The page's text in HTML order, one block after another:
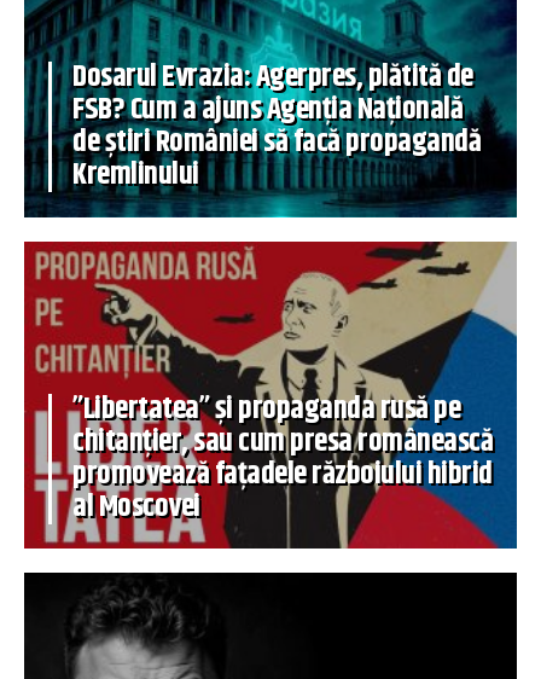
Dosarul Evrazia: Agerpres, plătită de
FSB? Cum a ajuns Agenția Națională
de știri României să facă propagandă
Kremlinului
”Libertatea” și propaganda rusă pe
chitanțier, sau cum presa românească
promovează fațadele războiului hibrid
al Moscovei